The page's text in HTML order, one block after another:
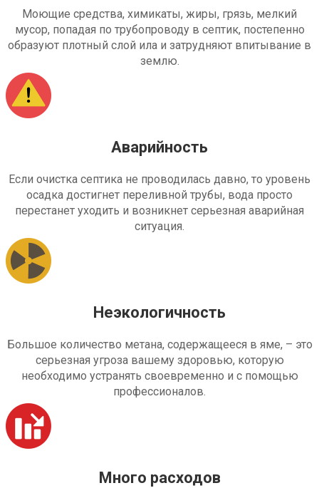
Моющие средства, химикаты, жиры, грязь, мелкий
мусор, попадая по трубопроводу в септик, постепенно
образуют плотный слой ила и затрудняют впитывание в
землю.
Аварийность
Если очистка септика не проводилась давно, то уровень
осадка достигнет переливной трубы, вода просто
перестанет уходить и возникнет серьезная аварийная
ситуация.
Неэкологичность
Большое количество метана, содержащееся в яме, – это
серьезная угроза вашему здоровью, которую
необходимо устранять своевременно и с помощью
профессионалов.
Много расходов